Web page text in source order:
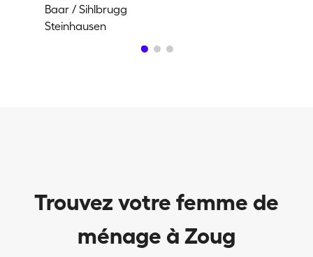
Baar / Sihlbrugg
Steinhausen
Trouvez votre femme de
ménage à Zoug